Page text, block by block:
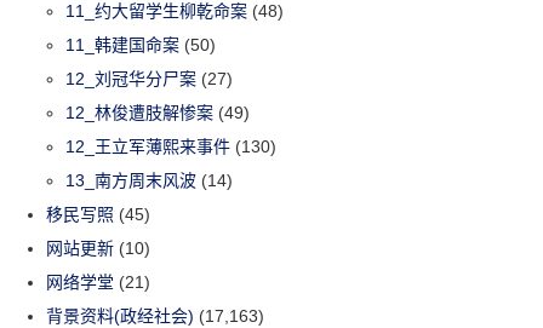
11_约大留学生柳乾命案 (48)
11_韩建国命案 (50)
12_刘冠华分尸案 (27)
12_林俊遭肢解惨案 (49)
12_王立军薄熙来事件 (130)
13_南方周末风波 (14)
移民写照 (45)
网站更新 (10)
网络学堂 (21)
背景资料(政经社会) (17,163)